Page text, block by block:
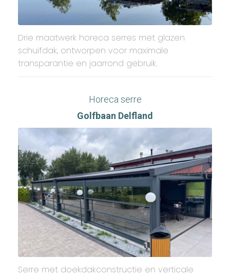
Drie maatwerk horeca serres met glazen
schuifdak, ontworpen voor maximale
transparantie en jaarrond gebruik.
Horeca serre
Golfbaan Delfland
Serre met doekdakconstructie en verticale